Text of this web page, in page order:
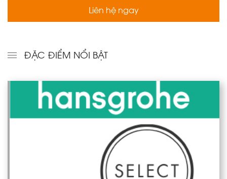
Liên hệ ngay
ĐẶC ĐIỂM NỔI BẬT